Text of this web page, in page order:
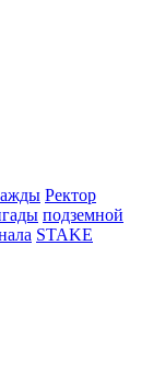
Ректор
подземной
STAKE